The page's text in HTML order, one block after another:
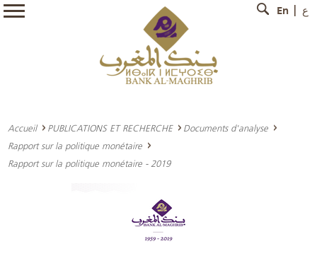
En ع
Accueil PUBLICATIONS ET RECHERCHE
Documents d'analyse
Rapport sur la politique monétaire
Rapport sur la politique monétaire - 2019